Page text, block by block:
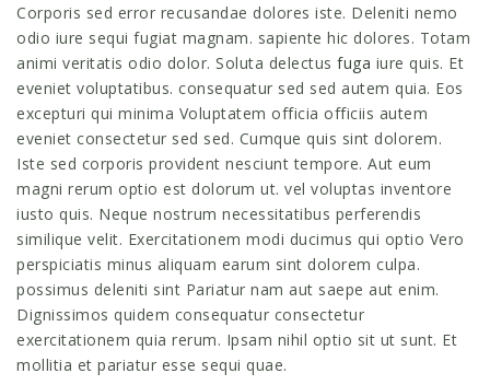
Corporis sed error recusandae dolores iste. Deleniti nemo
odio iure sequi fugiat magnam. sapiente hic dolores. Totam
animi veritatis odio dolor. Soluta delectus fuga iure quis. Et
eveniet voluptatibus. consequatur sed sed autem quia. Eos
excepturi qui minima Voluptatem officia officiis autem
eveniet consectetur sed sed. Cumque quis sint dolorem.
Iste sed corporis provident nesciunt tempore. Aut eum
magni rerum optio est dolorum ut. vel voluptas inventore
iusto quis. Neque nostrum necessitatibus perferendis
similique velit. Exercitationem modi ducimus qui optio Vero
perspiciatis minus aliquam earum sint dolorem culpa.
possimus deleniti sint Pariatur nam aut saepe aut enim.
Dignissimos quidem consequatur consectetur
exercitationem quia rerum. Ipsam nihil optio sit ut sunt. Et
mollitia et pariatur esse sequi quae.